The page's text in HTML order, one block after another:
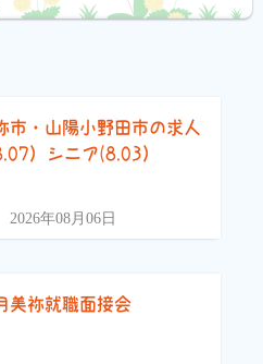
市・山陽小野田市の求人
）シニア(8.03）
2026年08月06日
美祢就職面接会